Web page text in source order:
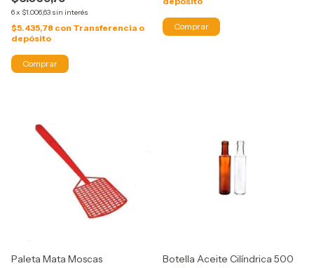
6x $1.006,63 sin interés
$5.435,78 con Transferencia o
depósito
Paleta Mata Moscas
Botella Aceite Cilíndrica 500